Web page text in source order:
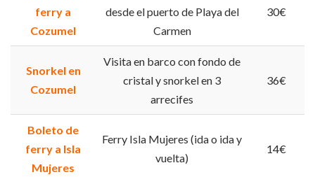
ferry a
Cozumel
desde el puerto de Playa del
Carmen
30€
Snorkel en
Cozumel
Visita en barco con fondo de
cristal y snorkel en 3
arrecifes
36€
Boleto de
ferry a Isla
Mujeres
Ferry Isla Mujeres (ida o ida y
vuelta)
14€